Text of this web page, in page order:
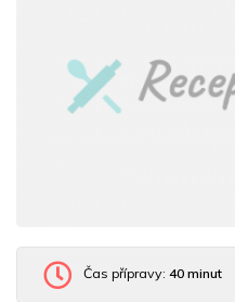
Čas přípravy:40 minut